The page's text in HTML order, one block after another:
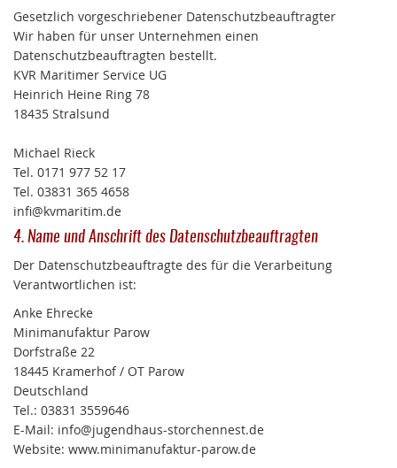
Gesetzlich vorgeschriebener Datenschutzbeauftragter
Wir haben für unser Unternehmen einen
Datenschutzbeauftragten bestellt.
KVR Maritimer Service UG
Heinrich Heine Ring 78
18435 Stralsund
Michael Rieck
Tel. 0171 977 52 17
Tel. 03831 365 4658
infi@kvmaritim.de
4. Name und Anschrift des Datenschutzbeauftragten
Der Datenschutzbeauftragte des für die Verarbeitung
Verantwortlichen ist:
Anke Ehrecke
Minimanufaktur Parow
Dorfstraße 22
18445 Kramerhof / OT Parow
Deutschland
Tel.: 03831 3559646
E-Mail: info@jugendhaus-storchennest.de
Website: www.minimanufaktur-parow.de